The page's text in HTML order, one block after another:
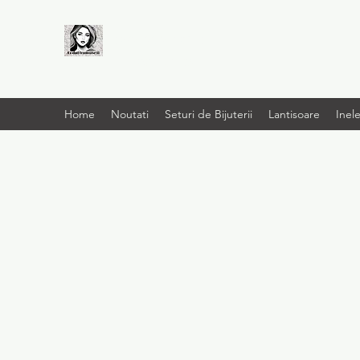
Home Noutati Seturi de Bijuterii Lantisoare Inele